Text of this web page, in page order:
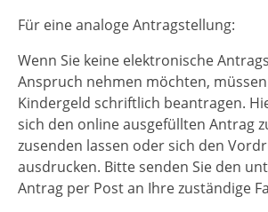
Für eine analoge Antragstellung:
Wenn Sie keine elektronische
Anspruch nehmen möchten, müssen
Kindergeld schriftlich beantragen.
sich den online ausgefüllten Antrag
zusenden lassen oder sich den
ausdrucken. Bitte senden Sie den
Antrag per Post an Ihre zuständige